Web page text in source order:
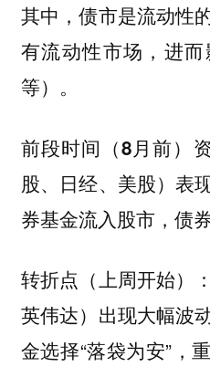
其中，债市是流动性
有流动性市场，进
等）。
前段时间（8月前）
股、日经、美股）表
券基金流入股市，债
转折点（上周开始）：
英伟达）出现大幅波
金选择“落袋为安”，